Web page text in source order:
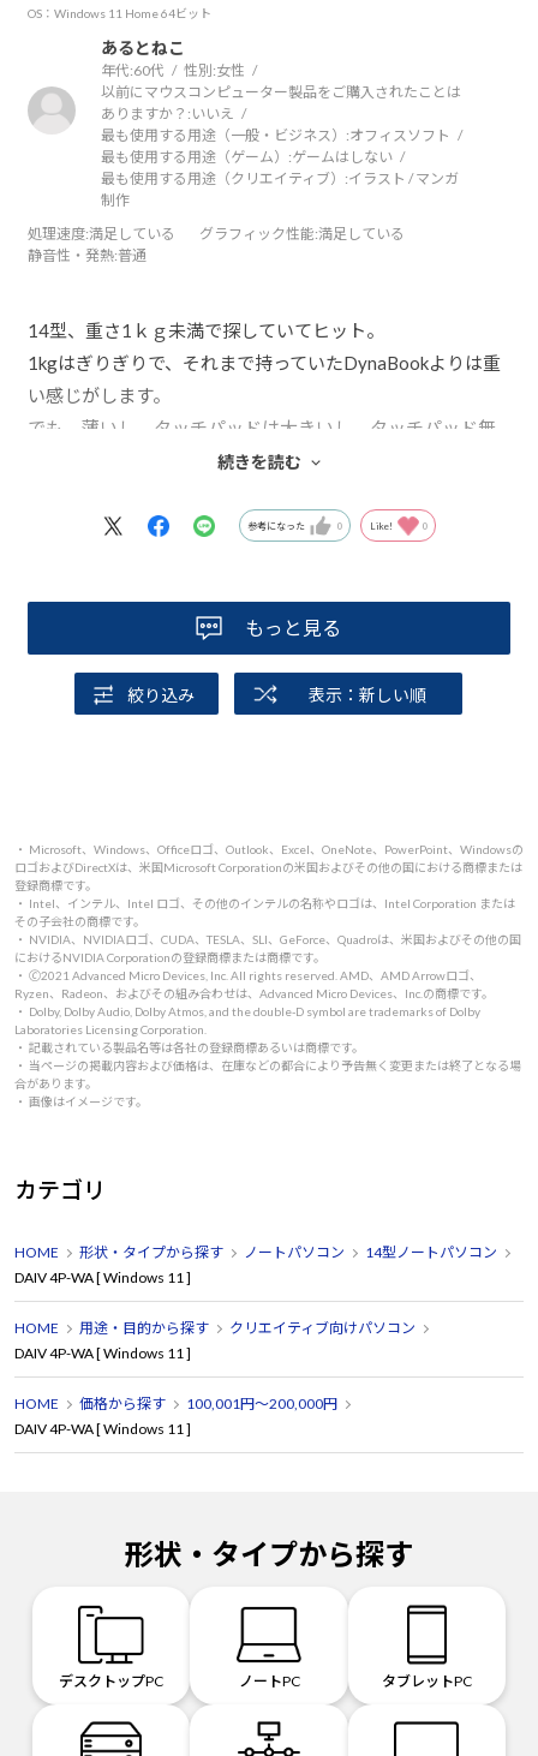
OS：Windows 11 Home 64ビット
あるとねこ
年代:60代 性別:女性
以前にマウスコンピューター製品をご購入されたことは
ありますか？: いいえ
最も使用する用途（一般・ビジネス）:オフィスソフト
最も使用する用途（ゲーム）:ゲームはしない
最も使用する用途（クリエイティブ）:イラスト / マンガ
制作
処理速度:満足している グラフィック性能:満足している
静音性・発熱:普通
14型、重さ1ｋｇ未満で探していてヒット。
1kgはぎりぎりで、それまで持っていたDynaBookよりは重
い感じがします。
でも、薄いし、タッチパッドは大きいし、タッチパッド無
効にもできる、これよかった。
続きを読む
参考になった 0 Like! 0
もっと見る
絞り込み 表示：新しい順
・ Microsoft、Windows、Officeロゴ、Outlook、Excel、OneNote、PowerPoint、Windowsの
ロゴおよびDirectXは、米国Microsoft Corporationの米国およびその他の国における商標または
登録商標です。
・ Intel、インテル、Intel ロゴ、その他のインテルの名称やロゴは、Intel Corporation または
その子会社の商標です。
・ NVIDIA、NVIDIAロゴ、CUDA、TESLA、SLI、GeForce、Quadroは、米国およびその他の国
におけるNVIDIA Corporationの登録商標または商標です。
・ 🄫2021 Advanced Micro Devices, Inc. All rights reserved. AMD、AMD Arrowロゴ、
Ryzen、Radeon、およびその組み合わせは、Advanced Micro Devices、Inc.の商標です。
・ Dolby, Dolby Audio, Dolby Atmos, and the double-D symbol are trademarks of Dolby
Laboratories Licensing Corporation.
・ 記載されている製品名等は各社の登録商標あるいは商標です。
・ 当ページの掲載内容および価格は、在庫などの都合により予告無く変更または終了となる場
合があります。
・ 画像はイメージです。
カテゴリ
HOME 形状・タイプから探す ノートパソコン
14型ノートパソコン
DAIV 4P-WA [ Windows 11 ]
HOME 用途・目的から探す
クリエイティブ向けパソコン
DAIV 4P-WA [ Windows 11 ]
HOME 価格から探す
100,001円～200,000円
DAIV 4P-WA [ Windows 11 ]
形状・タイプから探す
デスクトップPC ノートPC タブレットPC